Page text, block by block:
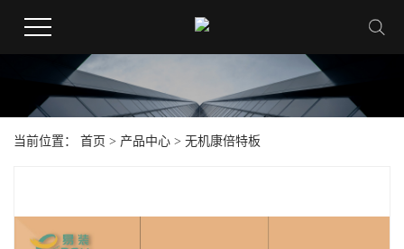
当前位置： 首页 > 产品中心 > 无机康倍特板